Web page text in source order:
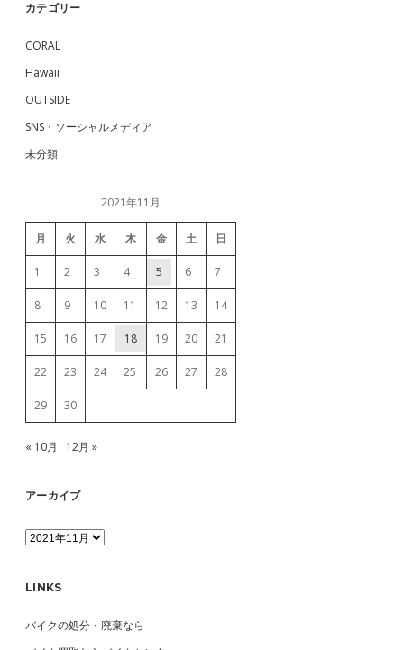
カテゴリー
CORAL
Hawaii
OUTSIDE
SNS・ソーシャルメディア
未分類
2021年11月
月 火 水 木 金 土 日
1 2 3 4 5 6 7
8 9 10 11 12 13 14
15 16 17 18 19 20 21
22 23 24 25 26 27 28
29 30
« 10月 12月 »
アーカイブ
ア
ー
イ
LINKS
バイクの処分・廃棄なら